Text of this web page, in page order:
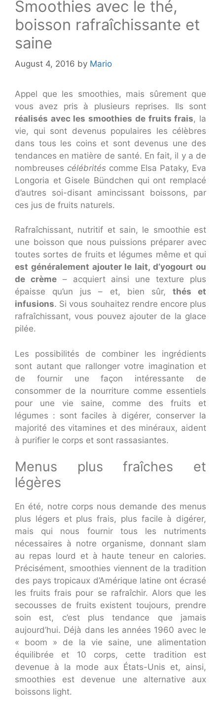
Smoothies avec le thé,
boisson rafraîchissante et
saine
August 4, 2016 by Mario
Appel que les smoothies, mais sûrement que
vous avez pris à plusieurs reprises. Ils sont
réalisés avec les smoothies de fruits frais, la
vie, qui sont devenus populaires les célèbres
dans tous les coins et sont devenus une des
tendances en matière de santé. En fait, il y a de
nombreuses célébrités comme Elsa Pataky, Eva
Longoria et Gisele Bündchen qui ont remplacé
d’autres soi-disant amincissant boissons, par
ces jus de fruits naturels.
Rafraîchissant, nutritif et sain, le smoothie est
une boisson que nous puissions préparer avec
toutes sortes de fruits et légumes même et qui
est généralement ajouter le lait, d’yogourt ou
de crème– acquiert ainsi une texture plus
épaisse qu’un jus – et, bien sûr, thés et
infusions. Si vous souhaitez rendre encore plus
rafraîchissant, vous pouvez ajouter de la glace
pilée.
Les possibilités de combiner les ingrédients
sont autant que rallonger votre imagination et
de fournir une façon intéressante de
consommer de la nourriture comme essentiels
pour une vie saine, comme des fruits et
légumes : sont faciles à digérer, conserver la
majorité des vitamines et des minéraux, aident
à purifier le corps et sont rassasiantes.
Menus plus fraîches et
légères
En été, notre corps nous demande des menus
plus légers et plus frais, plus facile à digérer,
mais qui nous fournir tous les nutriments
nécessaires à notre organisme, donnant slam
au repas lourd et à haute teneur en calories.
Précisément, smoothies viennent de la tradition
des pays tropicaux d’Amérique latine ont écrasé
les fruits frais pour se rafraîchir. Alors que les
secousses de fruits existent toujours, prendre
soin est, c’est plus tendance que jamais
aujourd’hui. Déjà dans les années 1960 avec le
« boom » de la vie saine, une alimentation
équilibrée et 10 corps, cette tradition est
devenue à la mode aux États-Unis et, ainsi,
smoothies est devenue une alternative aux
boissons light.